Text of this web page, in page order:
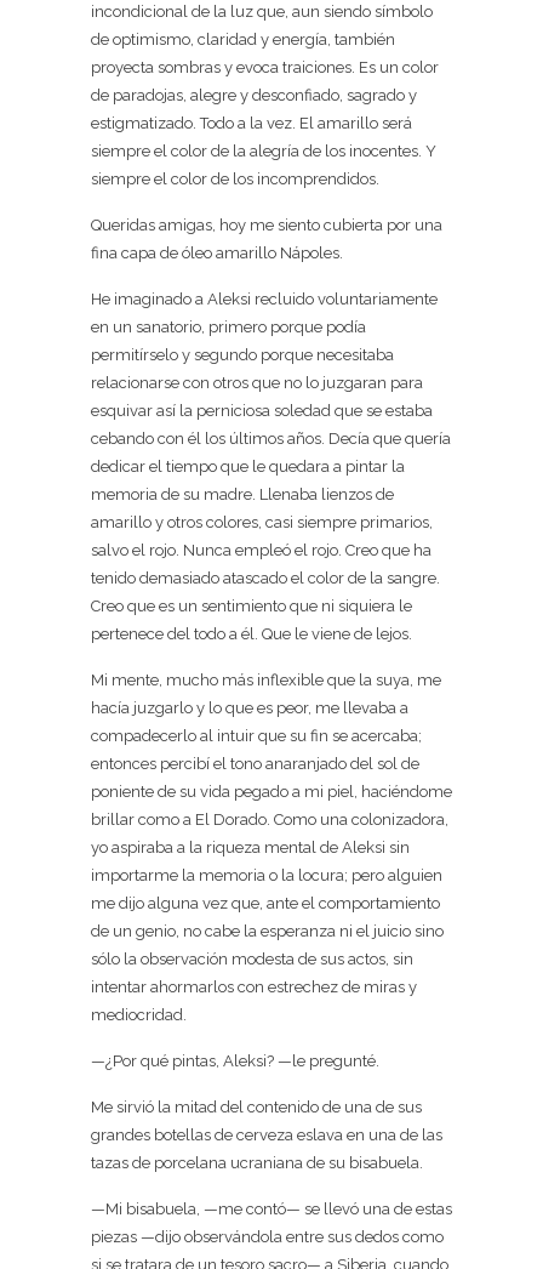
incondicional de la luz que, aun siendo símbolo
de optimismo, claridad y energía, también
proyecta sombras y evoca traiciones. Es un color
de paradojas, alegre y desconfiado, sagrado y
estigmatizado. Todo a la vez. El amarillo será
siempre el color de la alegría de los inocentes. Y
siempre el color de los incomprendidos.
Queridas amigas, hoy me siento cubierta por una
fina capa de óleo amarillo Nápoles.
He imaginado a Aleksi recluido voluntariamente
en un sanatorio, primero porque podía
permitírselo y segundo porque necesitaba
relacionarse con otros que no lo juzgaran para
esquivar así la perniciosa soledad que se estaba
cebando con él los últimos años. Decía que quería
dedicar el tiempo que le quedara a pintar la
memoria de su madre. Llenaba lienzos de
amarillo y otros colores, casi siempre primarios,
salvo el rojo. Nunca empleó el rojo. Creo que ha
tenido demasiado atascado el color de la sangre.
Creo que es un sentimiento que ni siquiera le
pertenece del todo a él. Que le viene de lejos.
Mi mente, mucho más inflexible que la suya, me
hacía juzgarlo y lo que es peor, me llevaba a
compadecerlo al intuir que su fin se acercaba;
entonces percibí el tono anaranjado del sol de
poniente de su vida pegado a mi piel, haciéndome
brillar como a El Dorado. Como una colonizadora,
yo aspiraba a la riqueza mental de Aleksi sin
importarme la memoria o la locura; pero alguien
me dijo alguna vez que, ante el comportamiento
de un genio, no cabe la esperanza ni el juicio sino
sólo la observación modesta de sus actos, sin
intentar ahormarlos con estrechez de miras y
mediocridad.
—¿Por qué pintas, Aleksi? —le pregunté.
Me sirvió la mitad del contenido de una de sus
grandes botellas de cerveza eslava en una de las
tazas de porcelana ucraniana de su bisabuela.
—Mi bisabuela, —me contó— se llevó una de estas
piezas —dijo observándola entre sus dedos como
si se tratara de un tesoro sacro— a Siberia, cuando